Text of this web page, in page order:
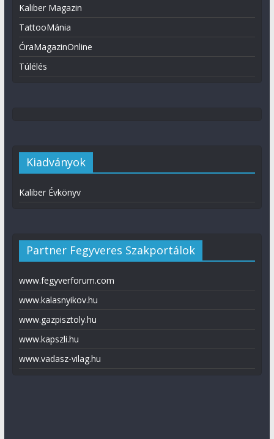
Kaliber Magazin
TattooMánia
ÓraMagazinOnline
Túlélés
Kiadványok
Kaliber Évkönyv
Partner Fegyveres Szakportálok
www.fegyverforum.com
www.kalasnyikov.hu
www.gazpisztoly.hu
www.kapszli.hu
www.vadasz-vilag.hu